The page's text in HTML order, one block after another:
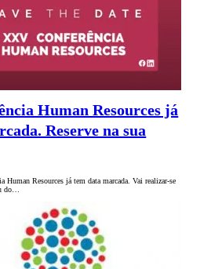
Human Resources já
Reserve na sua
Human Resources já tem data marcada. Vai realizar-se
do…